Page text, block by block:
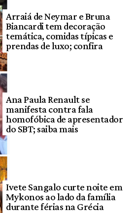
Arraiá de Neymar e Bruna
Biancardi tem decoração
temática, comidas típicas e
prendas de luxo; confira
Ana Paula Renault se
manifesta contra fala
homofóbica de apresentador
do SBT; saiba mais
Ivete Sangalo curte noite em
Mykonos ao lado da família
durante férias na Grécia